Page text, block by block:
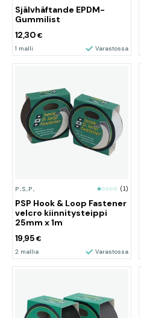
Självhäftande EPDM-
Gummilist
12,30 €
1 malli Varastossa
P.S.P. (1)
PSP Hook & Loop Fastener
velcro kiinnitysteippi
25mm x 1m
19,95 €
2 mallia Varastossa